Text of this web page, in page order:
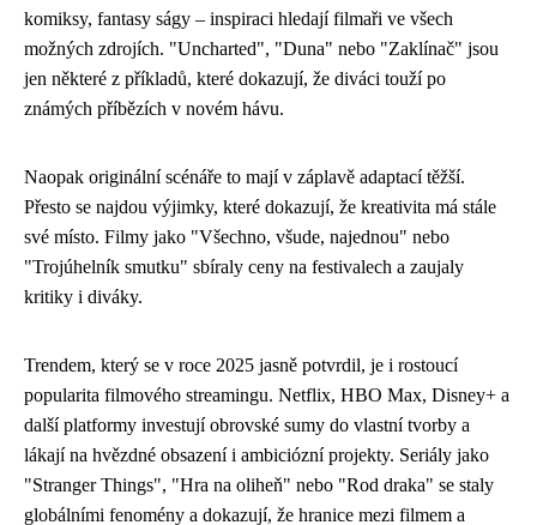
komiksy, fantasy ságy – inspiraci hledají filmaři ve všech
možných zdrojích. "Uncharted", "Duna" nebo "Zaklínač" jsou
jen některé z příkladů, které dokazují, že diváci touží po
známých příbězích v novém hávu.
Naopak originální scénáře to mají v záplavě adaptací těžší.
Přesto se najdou výjimky, které dokazují, že kreativita má stále
své místo. Filmy jako "Všechno, všude, najednou" nebo
"Trojúhelník smutku" sbíraly ceny na festivalech a zaujaly
kritiky i diváky.
Trendem, který se v roce 2025 jasně potvrdil, je i rostoucí
popularita filmového streamingu. Netflix, HBO Max, Disney+ a
další platformy investují obrovské sumy do vlastní tvorby a
lákají na hvězdné obsazení i ambiciózní projekty. Seriály jako
"Stranger Things", "Hra na oliheň" nebo "Rod draka" se staly
globálními fenomény a dokazují, že hranice mezi filmem a